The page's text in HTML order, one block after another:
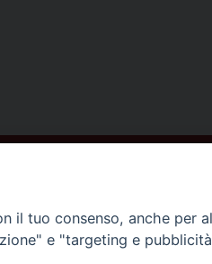
il tuo consenso, anche per
e "targeting e